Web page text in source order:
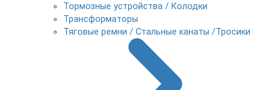
Тормозные устройства / Колодки
Трансформаторы
Тяговые ремни / Стальные канаты /Тросики